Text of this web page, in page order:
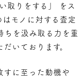
取りをする」 をス
モノに対する査定
ちを汲み取る力を重
いております。
すに至った動機や